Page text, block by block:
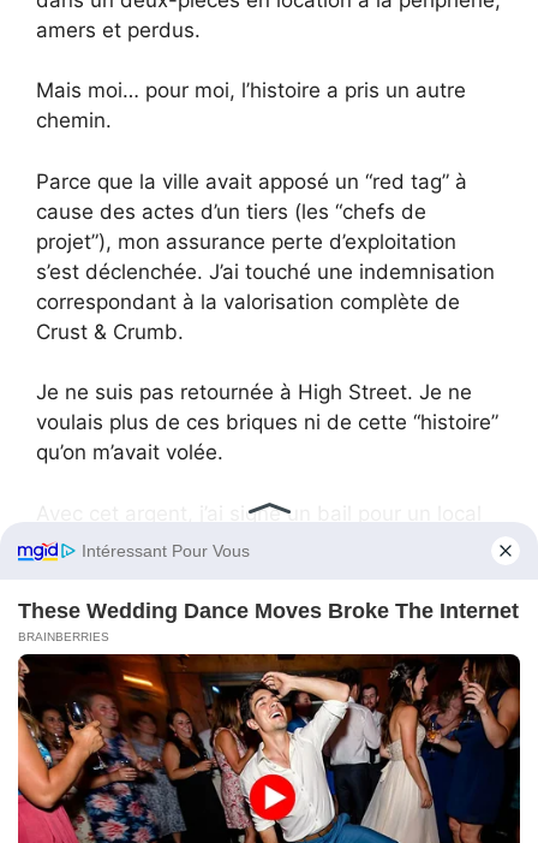
amers et perdus.
Mais moi… pour moi, l’histoire a pris un autre
chemin.
Parce que la ville avait apposé un “red tag” à
cause des actes d’un tiers (les “chefs de
projet”), mon assurance perte d’exploitation
s’est déclenchée. J’ai touché une indemnisation
correspondant à la valorisation complète de
Crust & Crumb.
Je ne suis pas retournée à High Street. Je ne
voulais plus de ces briques ni de cette “histoire”
qu’on m’avait volée.
Avec cet argent, j’ai signé un bail pour un local
industriel aux murs de béton. Hauts plafonds,
patrimoniale. Ce n’est pas “joli” pour Instagram.
C’est une machine à produire du pain.
Sarah est avec moi. On n’a pas de boutique : on
fait du wholesale et de la livraison haut de
gamme. En quatre mois, on a triplé la
production.